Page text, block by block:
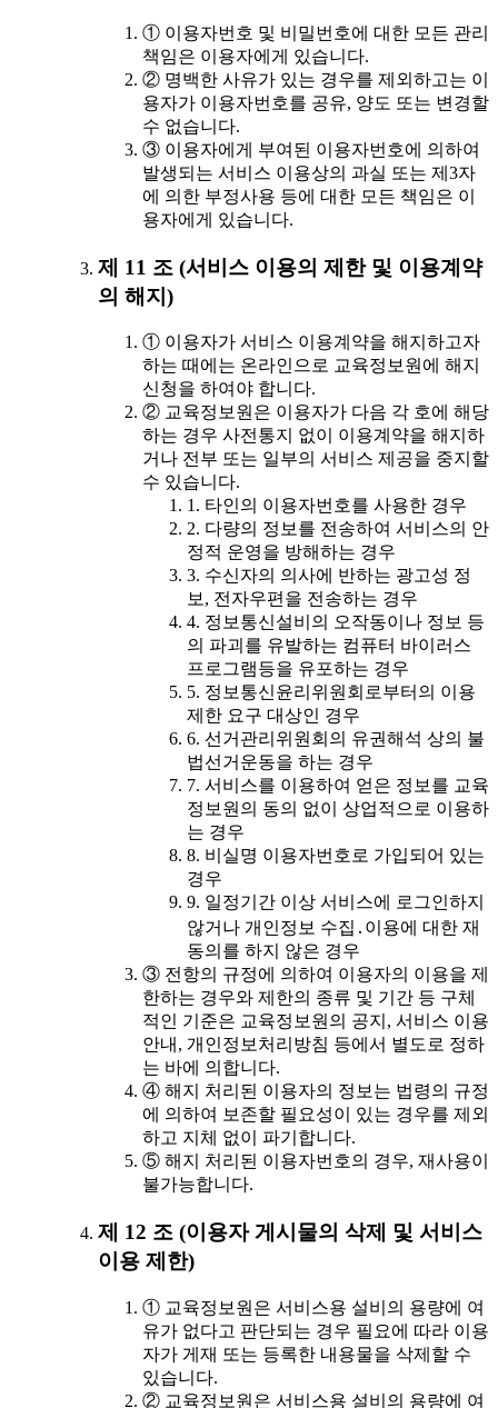
① 이용자번호 및 비밀번호에 대한 모든 관리
책임은 이용자에게 있습니다.
② 명백한 사유가 있는 경우를 제외하고는 이
용자가 이용자번호를 공유, 양도 또는 변경할
수 없습니다.
③ 이용자에게 부여된 이용자번호에 의하여
발생되는 서비스 이용상의 과실 또는 제3자
에 의한 부정사용 등에 대한 모든 책임은 이
용자에게 있습니다.
제 11 조 (서비스 이용의 제한 및 이용계약
의 해지)
① 이용자가 서비스 이용계약을 해지하고자
하는 때에는 온라인으로 교육정보원에 해지
신청을 하여야 합니다.
② 교육정보원은 이용자가 다음 각 호에 해당
하는 경우 사전통지 없이 이용계약을 해지하
거나 전부 또는 일부의 서비스 제공을 중지할
수 있습니다.
1. 타인의 이용자번호를 사용한 경우
2. 다량의 정보를 전송하여 서비스의 안
정적 운영을 방해하는 경우
3. 수신자의 의사에 반하는 광고성 정
보, 전자우편을 전송하는 경우
4. 정보통신설비의 오작동이나 정보 등
의 파괴를 유발하는 컴퓨터 바이러스
프로그램등을 유포하는 경우
5. 정보통신윤리위원회로부터의 이용
제한 요구 대상인 경우
6. 선거관리위원회의 유권해석 상의 불
법선거운동을 하는 경우
7. 서비스를 이용하여 얻은 정보를 교육
정보원의 동의 없이 상업적으로 이용하
는 경우
8. 비실명 이용자번호로 가입되어 있는
경우
9. 일정기간 이상 서비스에 로그인하지
않거나 개인정보 수집․이용에 대한 재
동의를 하지 않은 경우
③ 전항의 규정에 의하여 이용자의 이용을 제
한하는 경우와 제한의 종류 및 기간 등 구체
적인 기준은 교육정보원의 공지, 서비스 이용
안내, 개인정보처리방침 등에서 별도로 정하
는 바에 의합니다.
④ 해지 처리된 이용자의 정보는 법령의 규정
에 의하여 보존할 필요성이 있는 경우를 제외
하고 지체 없이 파기합니다.
⑤ 해지 처리된 이용자번호의 경우, 재사용이
불가능합니다.
제 12 조 (이용자 게시물의 삭제 및 서비스
이용 제한)
① 교육정보원은 서비스용 설비의 용량에 여
유가 없다고 판단되는 경우 필요에 따라 이용
자가 게재 또는 등록한 내용물을 삭제할 수
있습니다.
② 교육정보원은 서비스용 설비의 용량에 여